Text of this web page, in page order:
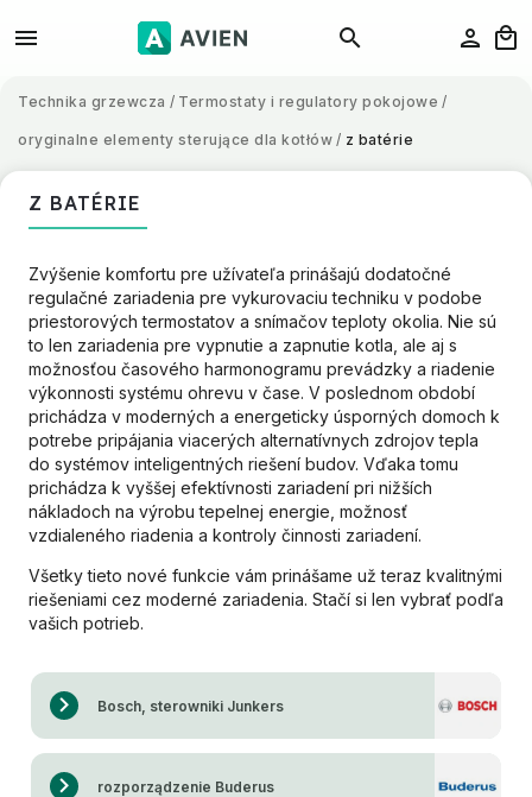
Technika grzewcza / Termostaty i regulatory pokojowe /
oryginalne elementy sterujące dla kotłów / z batérie
Z BATÉRIE
Zvýšenie komfortu pre užívateľa prinášajú dodatočné
regulačné zariadenia pre vykurovaciu techniku v podobe
priestorových termostatov a snímačov teploty okolia. Nie sú
to len zariadenia pre vypnutie a zapnutie kotla, ale aj s
možnosťou časového harmonogramu prevádzky a riadenie
výkonnosti systému ohrevu v čase. V poslednom období
prichádza v moderných a energeticky úsporných domoch k
potrebe pripájania viacerých alternatívnych zdrojov tepla
do systémov inteligentných riešení budov. Vďaka tomu
prichádza k vyššej efektívnosti zariadení pri nižších
nákladoch na výrobu tepelnej energie, možnosť
vzdialeného riadenia a kontroly činnosti zariadení.
Všetky tieto nové funkcie vám prinášame už teraz kvalitnými
riešeniami cez moderné zariadenia. Stačí si len vybrať podľa
vašich potrieb.
Bosch, sterowniki Junkers
rozporządzenie Buderus